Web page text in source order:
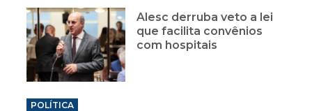
Alesc derruba veto a lei
que facilita convênios
com hospitais
POLÍTICA